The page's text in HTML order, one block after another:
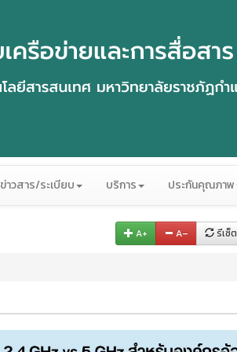
ข่าวสาร/ระเบียบ บริการ ประกันคุณภาพ
A+ A– รีเซ็ต